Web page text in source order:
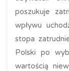
poszukuje
wpływu
stopa
Polski po
wartością